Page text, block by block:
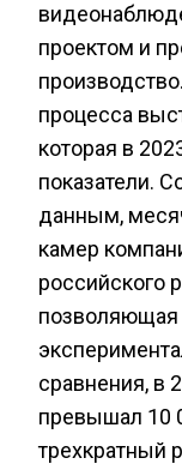
проектом и
процесса
которая в
показатели.
данным,
камер
российского
позволяющая
сравнения, в
превышал 10
трехкратный